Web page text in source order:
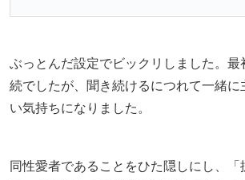
ぶっとんだ設定でビックリしました。最
続でしたが、聞き続けるにつれて一緒に
い気持ちになりました。
同性愛者であることをひた隠しにし、「